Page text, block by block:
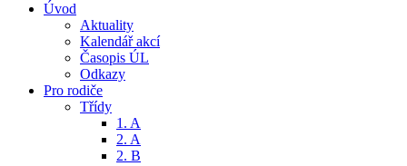
Úvod
Aktuality
Kalendář akcí
Časopis ÚL
Odkazy
Pro rodiče
Třídy
1. A
2. A
2. B